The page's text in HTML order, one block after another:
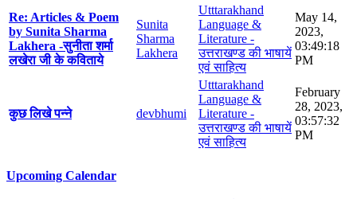
Re: Articles & Poem
by Sunita Sharma
Lakhera -सुनीता शर्मा
लखेरा जी के कविताये
Sunita
Sharma
Lakhera
Utttarakhand
Language &
Literature -
उत्तराखण्ड की भाषायें
एवं साहित्य
May 14,
2023,
03:49:18
PM
कुछ लिखे पन्ने devbhumi
Utttarakhand
Language &
Literature -
उत्तराखण्ड की भाषायें
एवं साहित्य
February
28, 2023,
03:57:32
PM
Upcoming Calendar